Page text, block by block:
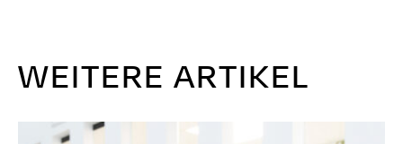
WEITERE ARTIKEL